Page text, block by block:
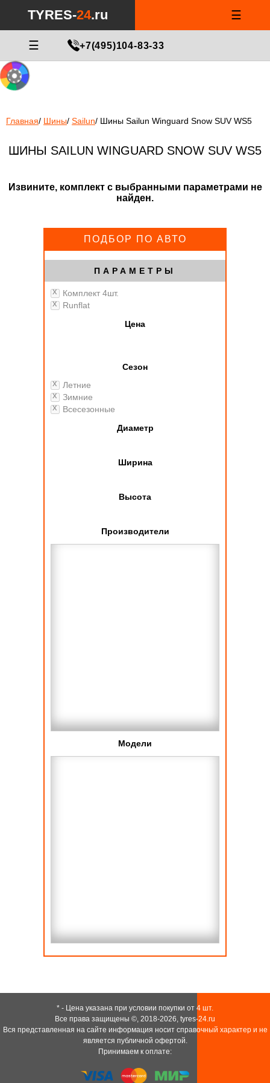
24.ru/html/catalog/controller/product/shinydiski.php
on line
TYRES-24.ru ☰
☰ +7(495)104-83-33
Главная/ Шины/ Sailun/ Шины Sailun Winguard Snow SUV WS5
ШИНЫ SAILUN WINGUARD SNOW SUV WS5
Извините, комплект с выбранными параметрами не
найден.
ПОДБОР ПО АВТО
ПАРАМЕТРЫ
Комплект 4шт.
Runflat
Цена
Сезон
Летние
Зимние
Всесезонные
Диаметр
Ширина
Высота
Производители
Модели
* - Цена указана при условии покупки от 4 шт.
Все права защищены ©, 2018-2026, tyres-24.ru
Вся представленная на сайте информация носит справочный характер и не
является публичной офертой.
Принимаем к оплате: